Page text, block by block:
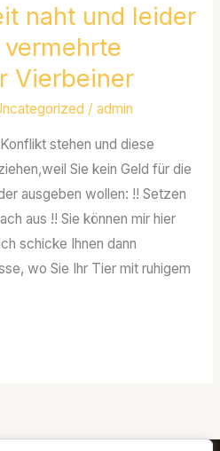
naht und leider
Vierbeiner
/ admin
stehen und diese
Sie kein Geld für die
ausgeben wollen: !! Setzen
aus !! Sie können mir hier
schicke Ihnen dann
wo Sie Ihr Tier mit ruhigem